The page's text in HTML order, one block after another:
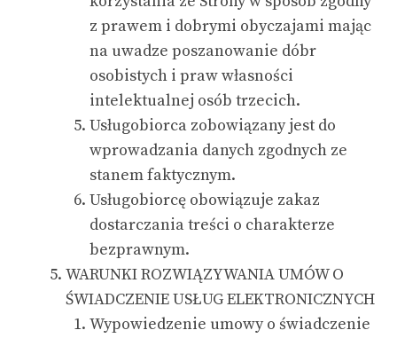
z prawem i dobrymi obyczajami mając
na uwadze poszanowanie dóbr
osobistych i praw własności
intelektualnej osób trzecich.
Usługobiorca zobowiązany jest do
wprowadzania danych zgodnych ze
stanem faktycznym.
Usługobiorcę obowiązuje zakaz
dostarczania treści o charakterze
bezprawnym.
WARUNKI ROZWIĄZYWANIA UMÓW O
ŚWIADCZENIE USŁUG ELEKTRONICZNYCH
Wypowiedzenie umowy o świadczenie